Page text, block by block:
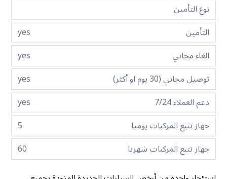
نوع التأمين
التأمين
yes
الغاء مجاني
yes
توصيل مجاني (30 يوم او أكثر)
yes
دعم العملاء 7/24
yes
جهاز تتبع المركبات يوميا
5
جهاز تتبع المركبات شهريا
60